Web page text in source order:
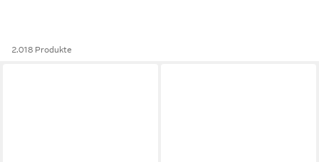
2.018 Produkte